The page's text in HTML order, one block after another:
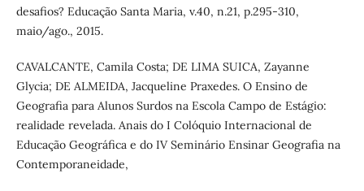
desafios? Educação Santa Maria, v.40, n.21, p.295-310,
maio/ago., 2015.
CAVALCANTE, Camila Costa; DE LIMA SUICA, Zayanne
Glycia; DE ALMEIDA, Jacqueline Praxedes. O Ensino de
Geografia para Alunos Surdos na Escola Campo de Estágio:
realidade revelada. Anais do I Colóquio Internacional de
Educação Geográfica e do IV Seminário Ensinar Geografia na
Contemporaneidade,